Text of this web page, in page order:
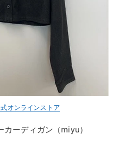
オンラインストア
ーディガン（miyu）